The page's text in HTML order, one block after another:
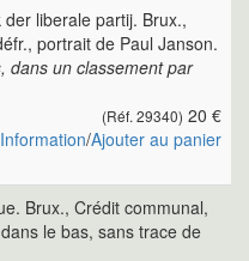
liberale partij. Brux.,
portrait de Paul Janson.
dans un classement par
(Réf. 29340) 20 €
Information/Ajouter au panier
Brux., Crédit communal,
le bas, sans trace de